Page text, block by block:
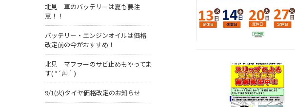
北見 車のバッテリーは夏も要注
意！！
バッテリー・エンジンオイルは価格
改定前の今がおすすめ！
北見 マフラーのサビ止めもやってま
す( *´艸｀)
9/1(火)タイヤ価格改定のお知らせ